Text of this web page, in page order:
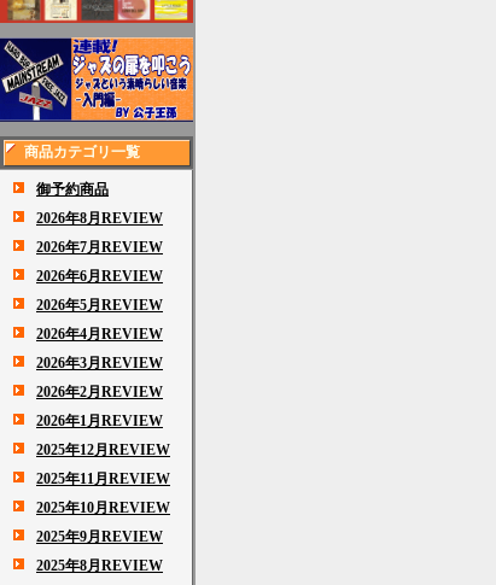
商品カテゴリ一覧
御予約商品
2026年8月REVIEW
2026年7月REVIEW
2026年6月REVIEW
2026年5月REVIEW
2026年4月REVIEW
2026年3月REVIEW
2026年2月REVIEW
2026年1月REVIEW
2025年12月REVIEW
2025年11月REVIEW
2025年10月REVIEW
2025年9月REVIEW
2025年8月REVIEW